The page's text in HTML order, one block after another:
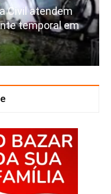
Civil atendem
temporal em